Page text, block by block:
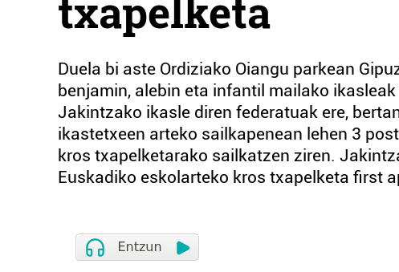
txapelketa
Duela bi aste Ordiziako Oiangu parkean
benjamin, alebin eta infantil mailako
Jakintzako ikasle diren federatuak ere,
ikastetxeen arteko sailkapenean lehen 3
kros txapelketarako sailkatzen ziren.
Euskadiko eskolarteko kros txapelketa first